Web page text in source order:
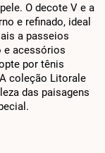
O decote V e a
e refinado, ideal
a passeios
e acessórios
por tênis
coleção Litorale
das paisagens